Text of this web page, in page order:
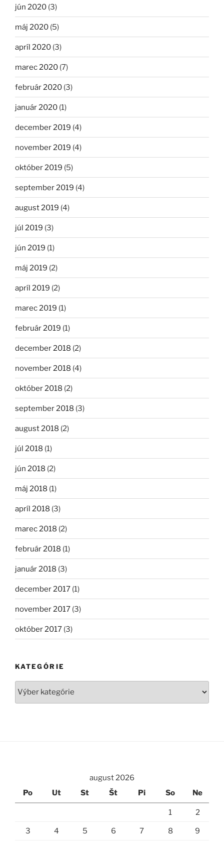
jún 2020 (3)
máj 2020 (5)
apríl 2020 (3)
marec 2020 (7)
február 2020 (3)
január 2020 (1)
december 2019 (4)
november 2019 (4)
október 2019 (5)
september 2019 (4)
august 2019 (4)
júl 2019 (3)
jún 2019 (1)
máj 2019 (2)
apríl 2019 (2)
marec 2019 (1)
február 2019 (1)
december 2018 (2)
november 2018 (4)
október 2018 (2)
september 2018 (3)
august 2018 (2)
júl 2018 (1)
jún 2018 (2)
máj 2018 (1)
apríl 2018 (3)
marec 2018 (2)
február 2018 (1)
január 2018 (3)
december 2017 (1)
november 2017 (3)
október 2017 (3)
KATEGÓRIE
august 2026
Po
Ut St Št Pi So Ne
1 2
3 4 5 6 7 8 9